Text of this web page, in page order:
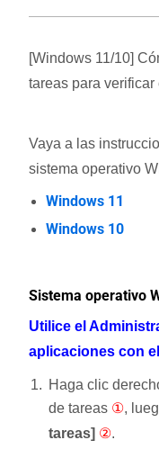
[Windows 11/10]
tareas para
Vaya a las
sistema operativo
Windows 11
Windows 10
Sistema operativo
Utilice el
aplicaciones con
Haga clic
de tareas ①,
tareas] ②.